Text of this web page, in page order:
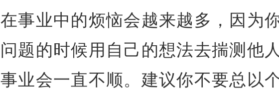
在事业中的烦恼会越来越多，因为
问题的时候用自己的想法去揣测他
事业会一直不顺。建议你不要总以